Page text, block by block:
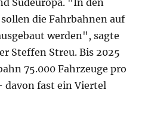
die Fahrbahnen auf
werden", sagte
Steffen Streu. Bis 2025
75.000 Fahrzeuge pro
fast ein Viertel